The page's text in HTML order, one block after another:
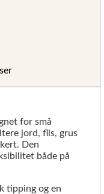
for små
jord, flis, grus
Den
både på
tipping og en